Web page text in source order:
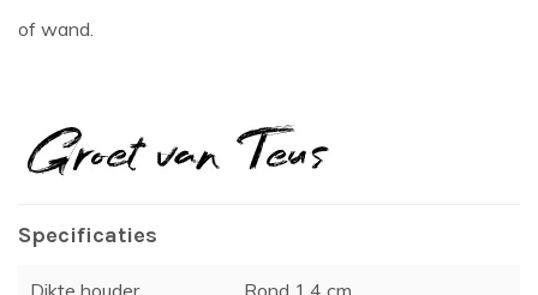
of wand.
Specificaties
Dikte houder Rond 1,4 cm